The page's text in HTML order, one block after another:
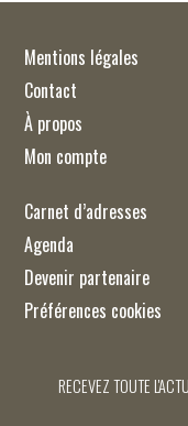
Mentions légales
Contact
À propos
Mon compte
Carnet d’adresses
Agenda
Devenir partenaire
Préférences cookies
RECEVEZ TOUTE